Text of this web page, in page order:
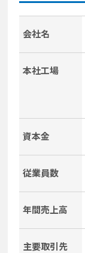
会社名
本社工場
資本金
従業員数
年間売上高
主要取引先